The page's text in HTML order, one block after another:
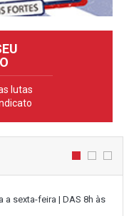
lutas
a sexta-feira | DAS 8h às